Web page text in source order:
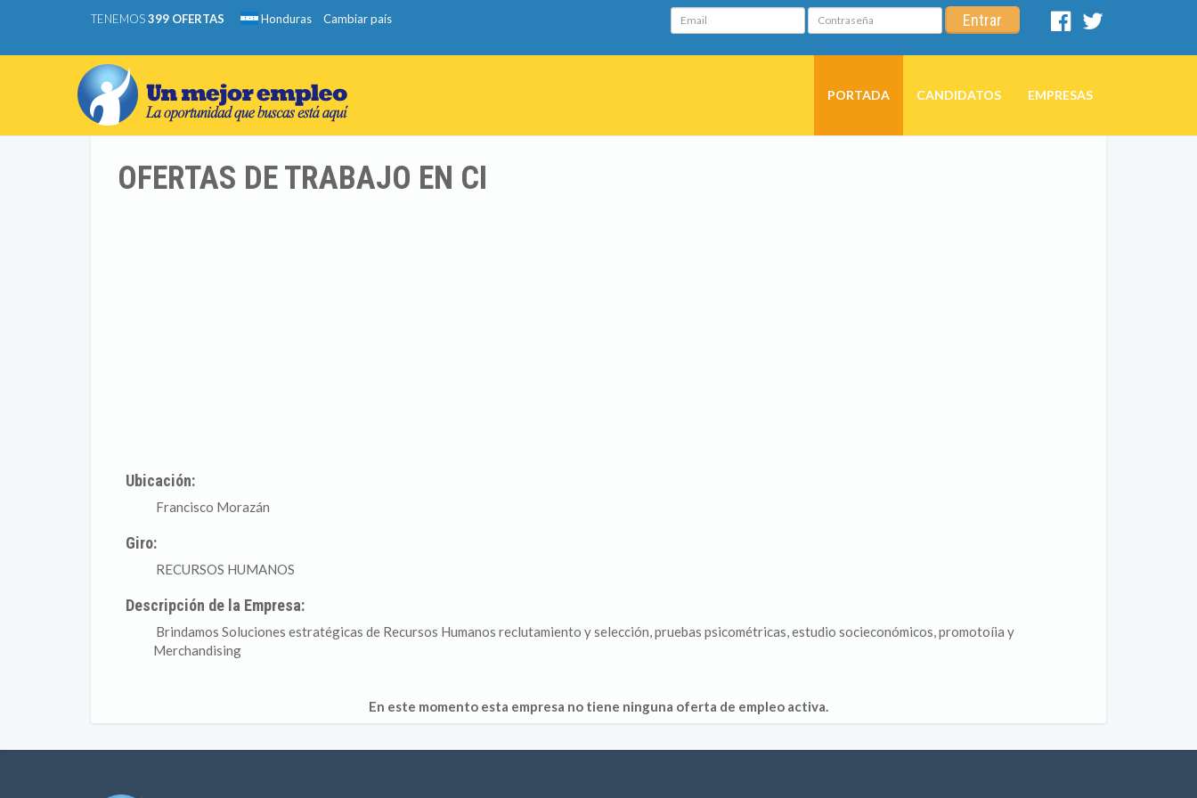
TENEMOS399 OFERTAS Honduras Cambiar país Email Contraseña Entrar
Facebook
PORTADA CANDIDATOS EMPRESAS
OFERTAS DE TRABAJO EN CI
Ubicación:
Francisco Morazán
Giro:
RECURSOS HUMANOS
Descripción de la Empresa:
Brindamos Soluciones estratégicas de Recursos Humanos reclutamiento y selección, pruebas psicométricas, estudio socieconómicos, promotoíia y
Merchandising
En este momento esta empresa no tiene ninguna oferta de empleo activa.